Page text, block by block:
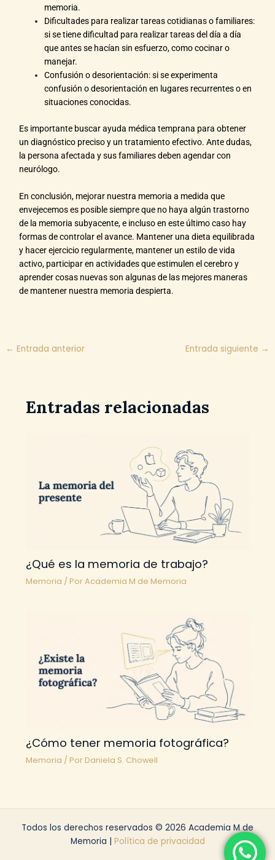
memoria.
Dificultades para realizar tareas cotidianas o familiares:
si se tiene dificultad para realizar tareas del día a día
que antes se hacían sin esfuerzo, como cocinar o
manejar.
Confusión o desorientación: si se experimenta
confusión o desorientación en lugares recurrentes o en
situaciones conocidas.
Es importante buscar ayuda médica temprana para obtener
un diagnóstico preciso y un tratamiento efectivo. Ante dudas,
la persona afectada y sus familiares deben agendar con
neurólogo.
En conclusión, mejorar nuestra memoria a medida que
envejecemos es posible siempre que no haya algún trastorno
de la memoria subyacente, e incluso en este último caso hay
formas de controlar el avance. Mantener una dieta equilibrada
y hacer ejercicio regularmente, mantener un estilo de vida
activo, participar en actividades que estimulen el cerebro y
aprender cosas nuevas son algunas de las mejores maneras
de mantener nuestra memoria despierta.
← Entrada anterior Entrada siguiente →
Entradas relacionadas
¿Qué es la memoria de trabajo?
Memoria / PorAcademia M de Memoria
¿Cómo tener memoria fotográfica?
Memoria / PorDaniela S. Chowell
Todos los derechos reservados © 2026 Academia M de
Memoria | Política de privacidad